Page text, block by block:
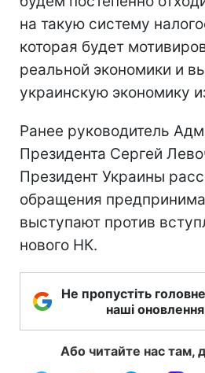
на такую систему
которая будет
реальной экономики и
украинскую экономику
Ранее руководитель
Президента Сергей
Президент Украины
обращения
выступают против
нового НК.
Не пропустіть
наші
Або читайте нас там,